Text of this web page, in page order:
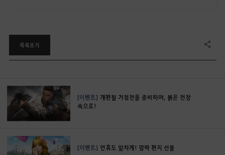
목록보기 공유하기
[이벤트] 개편될 거점전을 준비하며, 붉은 전장
속으로!
[이벤트] 연휴도 알차게! 깜짝 편지 선물